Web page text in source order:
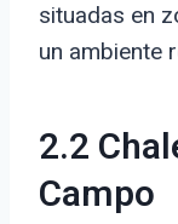
situadas en
un ambiente
2.2
Campo